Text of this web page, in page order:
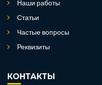
Наши работы
Статьи
Частые вопросы
Реквизиты
КОНТАКТЫ